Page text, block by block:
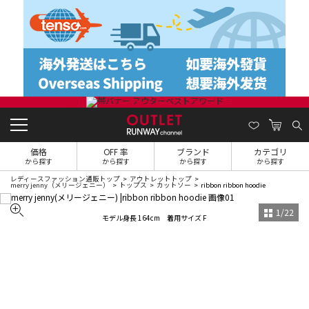
価格
から探す
OFF 率
から探す
ブランド
から探す
カテゴリ
から探す
レディースファッション通販トップ アウトレットトップ
merry jenny（メリージェニー） トップス カットソー ribbon ribbon hoodie
モデル身長 164cm 着用サイズ F 1 /22